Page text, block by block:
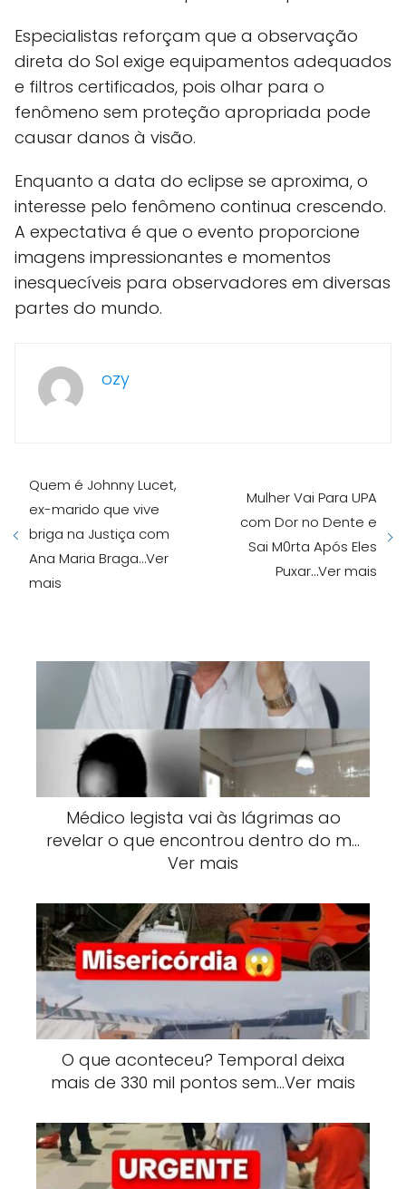
Especialistas reforçam que a observação
direta do Sol exige equipamentos adequados
e filtros certificados, pois olhar para o
fenômeno sem proteção apropriada pode
causar danos à visão.
Enquanto a data do eclipse se aproxima, o
interesse pelo fenômeno continua crescendo.
A expectativa é que o evento proporcione
imagens impressionantes e momentos
inesquecíveis para observadores em diversas
partes do mundo.
ozy
Quem é Johnny Lucet,
ex-marido que vive
briga na Justiça com
Ana Maria Braga…Ver
mais
Mulher Vai Para UPA
com Dor no Dente e
Sai M0rta Após Eles
Puxar…Ver mais
Médico legista vai às lágrimas ao
revelar o que encontrou dentro do m…
Ver mais
O que aconteceu? Temporal deixa
mais de 330 mil pontos sem…Ver mais